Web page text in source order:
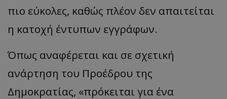
πιο εύκολες, καθώς πλέον δεν απαιτείται
η κατοχή έντυπων εγγράφων.
Όπως αναφέρεται και σε σχετική
ανάρτηση του Προέδρου της
Δημοκρατίας, «πρόκειται για ένα